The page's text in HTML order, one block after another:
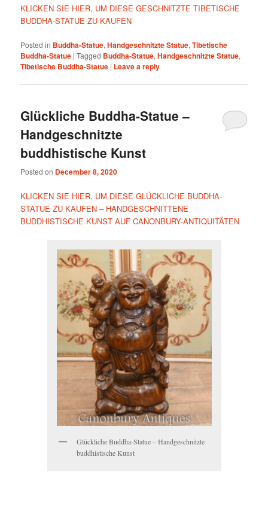
KLICKEN SIE HIER, UM DIESE GESCHNITZTE TIBETISCHE
BUDDHA-STATUE ZU KAUFEN
Posted in Buddha-Statue,Handgeschnitzte Statue,Tibetische
Buddha-Statue |Tagged Buddha-Statue,Handgeschnitzte Statue,
Tibetische Buddha-Statue | Leave a reply
Glückliche Buddha-Statue –
Handgeschnitzte
buddhistische Kunst
Posted on December 8, 2020
KLICKEN SIE HIER, UM DIESE GLÜCKLICHE BUDDHA-
STATUE ZU KAUFEN – HANDGESCHNITTENE
BUDDHISTISCHE KUNST AUF CANONBURY-ANTIQUITÄTEN
Glückliche Buddha-Statue – Handgeschnitzte
buddhistische Kunst